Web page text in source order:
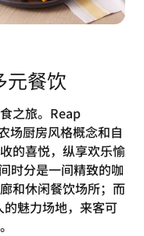
元餐饮
之旅。Reap
场厨房风格概念和自
的喜悦，纵享欢乐愉
时分是一间精致的咖
和休闲餐饮场所；而
魅力场地，来客可